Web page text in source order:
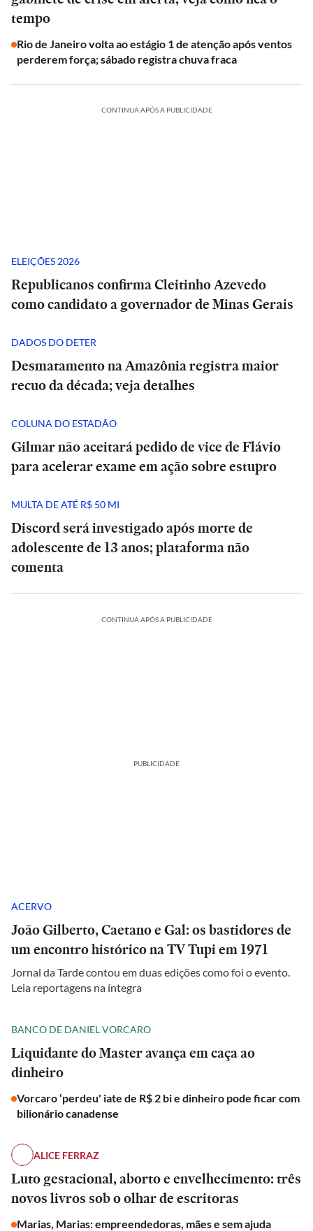
tempo
Rio de Janeiro volta ao estágio 1 de atenção após ventos
perderem força; sábado registra chuva fraca
CONTINUA APÓS A PUBLICIDADE
ELEIÇÕES 2026
Republicanos confirma Cleitinho Azevedo
como candidato a governador de Minas Gerais
DADOS DO DETER
Desmatamento na Amazônia registra maior
recuo da década; veja detalhes
COLUNA DO ESTADÃO
Gilmar não aceitará pedido de vice de Flávio
para acelerar exame em ação sobre estupro
MULTA DE ATÉ R$ 50 MI
Discord será investigado após morte de
adolescente de 13 anos; plataforma não
comenta
CONTINUA APÓS A PUBLICIDADE
PUBLICIDADE
ACERVO
João Gilberto, Caetano e Gal: os bastidores de
um encontro histórico na TV Tupi em 1971
Jornal da Tarde contou em duas edições como foi o evento.
Leia reportagens na íntegra
BANCO DE DANIEL VORCARO
Liquidante do Master avança em caça ao
dinheiro
Vorcaro ‘perdeu' iate de R$ 2 bi e dinheiro pode ficar com
bilionário canadense
ALICE FERRAZ
Luto gestacional, aborto e envelhecimento: três
novos livros sob o olhar de escritoras
Marias, Marias: empreendedoras, mães e sem ajuda